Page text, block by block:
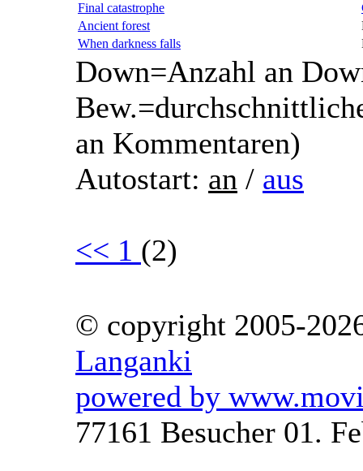
Final catastrophe
Ancient forest
When darkness falls
Down=Anzahl an
an Kommentaren)
Autostart: an / aus
<< 1 (2)
© copyright 2005-
Langanki
powered by
77161 Besucher 01.